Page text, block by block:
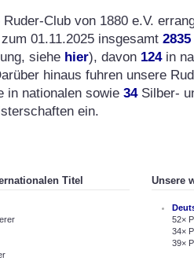
Club von 1880 e.V.
01.11.2025 insgesamt 2835
siehe hier), davon 124in
hinaus fuhren unsere
in nationalen sowie 34Silber-
ein.
Titel Unsere
52×
34×
39×